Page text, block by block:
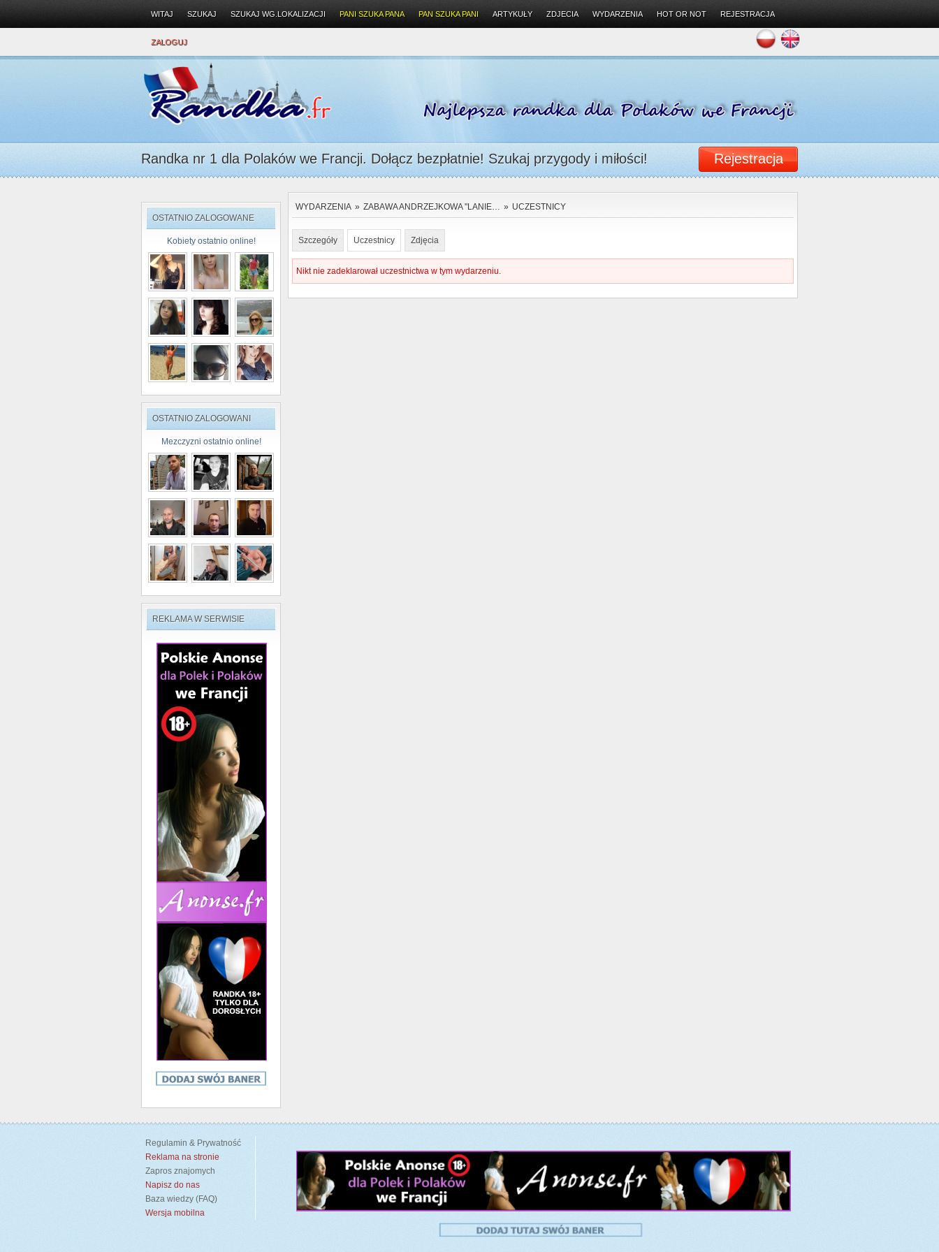
WITAJ SZUKAJ SZUKAJ WG.LOKALIZACJI PANI SZUKA PANA PAN SZUKA PANI ARTYKUŁY ZDJECIA WYDARZENIA HOT OR NOT REJESTRACJA
ZALOGUJ
Randka nr 1 dla Polaków we Francji. Dołącz bezpłatnie! Szukaj przygody i miłości! Rejestracja
OSTATNIO ZALOGOWANE
Kobiety ostatnio online!
OSTATNIO ZALOGOWANI
Mezczyzni ostatnio online!
REKLAMA W SERWISIE
WYDARZENIA » ZABAWA ANDRZEJKOWA "LANIE… » UCZESTNICY
Szczegóły Uczestnicy Zdjęcia
Nikt nie zadeklarował uczestnictwa w tym wydarzeniu.
Regulamin & Prywatność
Reklama na stronie
Zapros znajomych
Napisz do nas
Baza wiedzy (FAQ)
Wersja mobilna